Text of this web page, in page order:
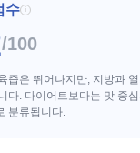
수 i
/100
즙은 뛰어나지만, 지방과
다. 다이어트보다는 맛 중
분류됩니다.